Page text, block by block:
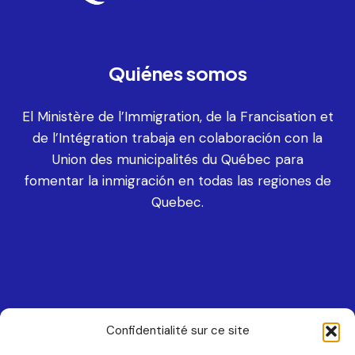
Confidentialité sur ce site
MRC de Rouville
MRC de Lac-Saint-Jean-Est
Quiénes somos
El Ministère de l’Immigration, de la Francisation et
de l’Intégration trabaja en colaboración con la
Union des municipalités du Québec para
fomentar la inmigración en todas las regiones de
Quebec.